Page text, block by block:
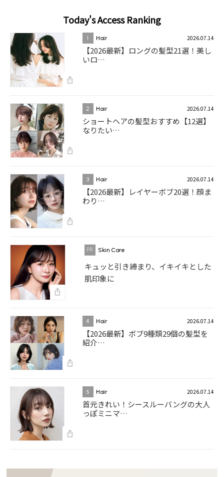
Today's Access Ranking
1 Hair 2026.07.14
【2026最新】ロングの髪型21選！美し
いロ…
2 Hair 2026.07.14
ショートヘアの髪型おすすめ【12選】
なりたい…
3 Hair 2026.07.14
【2026最新】レイヤーボブ20選！顔ま
わり…
Skin Care
キュッと引き締まり、イキイキとした
肌印象に
4 Hair 2026.07.14
【2026最新】ボブ9種類29個の髪型を
紹介…
5 Hair 2026.07.14
首元きれい！シースルーバングの大人
っぽミニマ…